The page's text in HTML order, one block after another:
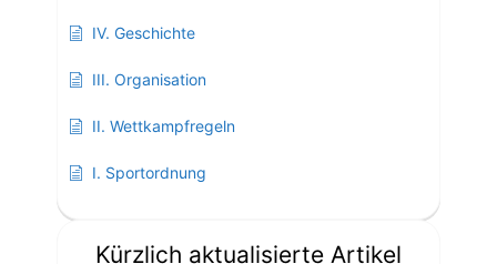
IV. Geschichte
III. Organisation
II. Wettkampfregeln
I. Sportordnung
Kürzlich aktualisierte Artikel